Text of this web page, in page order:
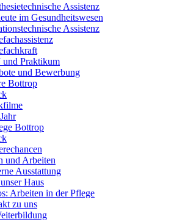
Assistenz
im Gesundheitswesen
Assistenz
Praktikum
und Bewerbung
Bottrop
Bottrop
und Arbeiten
Ausstattung
Haus
Arbeiten in der Pflege
zu uns